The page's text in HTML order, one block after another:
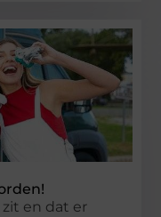
en dat er